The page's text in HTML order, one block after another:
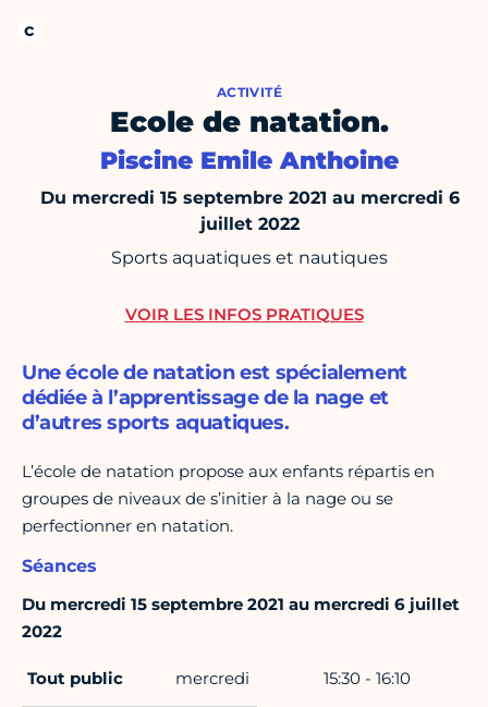
ACTIVITÉ
Ecole de natation.
Piscine Emile Anthoine
Du mercredi 15 septembre 2021 au mercredi 6
juillet 2022
Sports aquatiques et nautiques
Une école de natation est spécialement
dédiée à l’apprentissage de la nage et
d’autres sports aquatiques.
L’école de natation propose aux enfants répartis en
groupes de niveaux de s’initier à la nage ou se
perfectionner en natation.
Séances
Du mercredi 15 septembre 2021 au mercredi 6 juillet
2022
Tout public mercredi 15:30 - 16:10
VOIR LES INFOS PRATIQUES